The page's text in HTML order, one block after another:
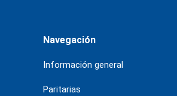
Navegación
Información general
Paritarias